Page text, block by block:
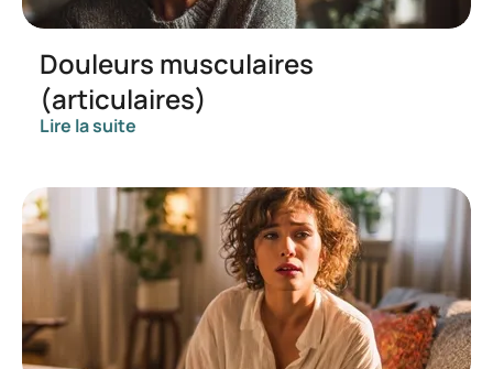
Douleurs musculaires
(articulaires)
Lire la suite